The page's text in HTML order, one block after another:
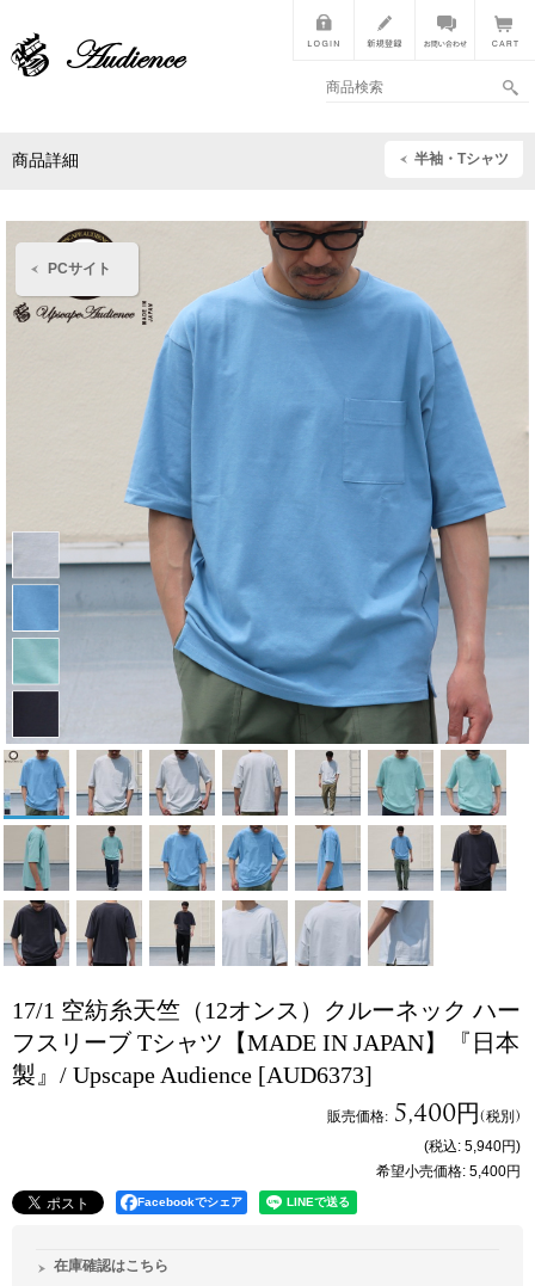
PCサイト
商品詳細 半袖・Tシャツ
17/1 空紡糸天竺（12オンス）クルーネック ハー
フスリーブ Tシャツ【MADE IN JAPAN】『日本
製』/ Upscape Audience [AUD6373]
販売価格: 5,400円(税別)
(税込: 5,940円)
希望小売価格: 5,400円
Facebookでシェア
在庫確認はこちら